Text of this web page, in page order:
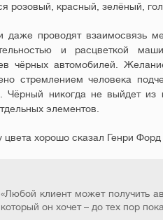
розовый, красный, зелёный,
даже проводят взаимосвязь
и расцветкой
чёрных автомобилей.
стремлением человека
Чёрный никогда не выйдет из
элементов.
цвета хорошо сказал Генри Форд
«Любой клиент может получить
который он хочет – до тех пор